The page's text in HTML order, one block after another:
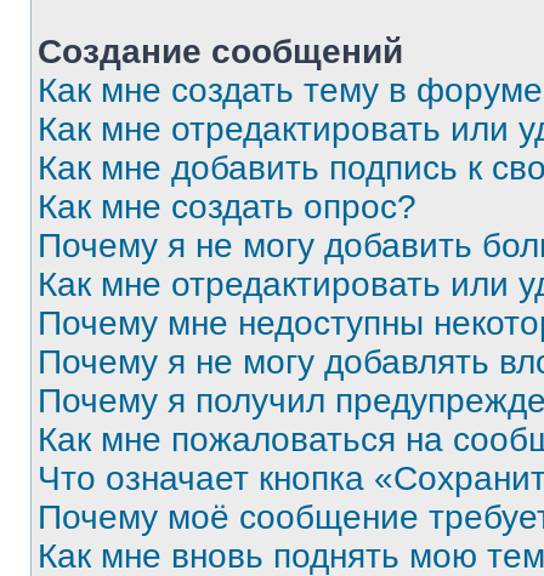
Создание сообщений
Как мне создать тему в
Как мне отредактировать или
Как мне добавить подпись к
Как мне создать опрос?
Почему я не могу добавить
Как мне отредактировать или
Почему мне недоступны
Почему я не могу добавлять
Почему я получил
Как мне пожаловаться на
Что означает кнопка
Почему моё сообщение
Как мне вновь поднять мою